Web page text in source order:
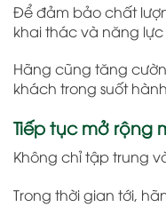
Để đảm bảo chất
khai thác và năng
Hãng cũng tăng
khách trong suốt
Tiếp tục mở rộng
Không chỉ tập trung
Trong thời gian tới,